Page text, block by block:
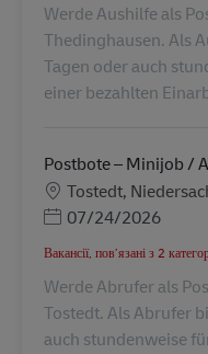
Werde Aushilfe als
Thedinghausen. Als
Tagen oder auch
einer bezahlten
Postbote – Minijob /
Місцезнаходження
Tostedt,
Posted Date
07/24/2026
Вакансії, пов’язані з 2
Werde Abrufer als
Tostedt. Als Abrufer
auch stundenweise